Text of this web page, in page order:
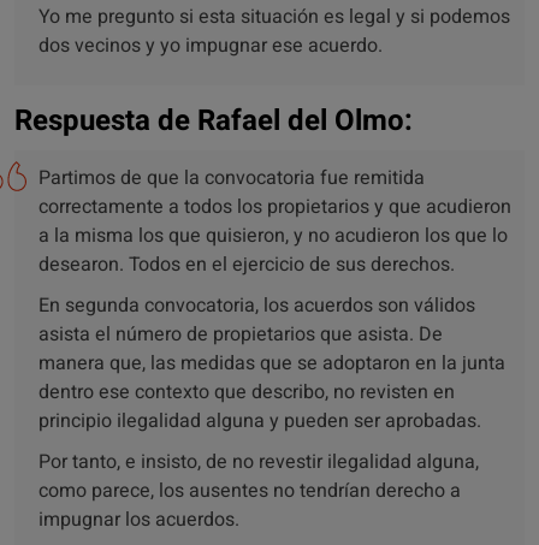
Yo me pregunto si esta situación es legal y si podemos
dos vecinos y yo impugnar ese acuerdo.
Respuesta de Rafael del Olmo:
Partimos de que la convocatoria fue remitida
correctamente a todos los propietarios y que acudieron
a la misma los que quisieron, y no acudieron los que lo
desearon. Todos en el ejercicio de sus derechos.
En segunda convocatoria, los acuerdos son válidos
asista el número de propietarios que asista. De
manera que, las medidas que se adoptaron en la junta
dentro ese contexto que describo, no revisten en
principio ilegalidad alguna y pueden ser aprobadas.
Por tanto, e insisto, de no revestir ilegalidad alguna,
como parece, los ausentes no tendrían derecho a
impugnar los acuerdos.